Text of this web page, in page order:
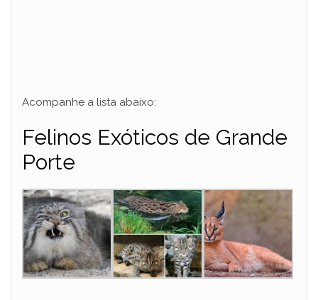
Acompanhe a lista abaixo:
Felinos Exóticos de Grande
Porte